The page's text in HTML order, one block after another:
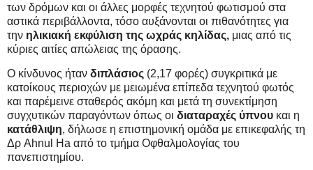
των δρόμων και οι άλλες μορφές τεχνητού φωτισμού στα
αστικά περιβάλλοντα, τόσο αυξάνονται οι πιθανότητες για
την ηλικιακή εκφύλιση της ωχράς κηλίδας, μιας από τις
κύριες αιτίες απώλειας της όρασης.
Ο κίνδυνος ήταν διπλάσιος (2,17 φορές) συγκριτικά με
κατοίκους περιοχών με μειωμένα επίπεδα τεχνητού φωτός
και παρέμεινε σταθερός ακόμη και μετά τη συνεκτίμηση
συγχυτικών παραγόντων όπως οι διαταραχές ύπνου και η
κατάθλιψη, δήλωσε η επιστημονική ομάδα με επικεφαλής τη
Δρ Ahnul Ha από το τμήμα Οφθαλμολογίας του
πανεπιστημίου.